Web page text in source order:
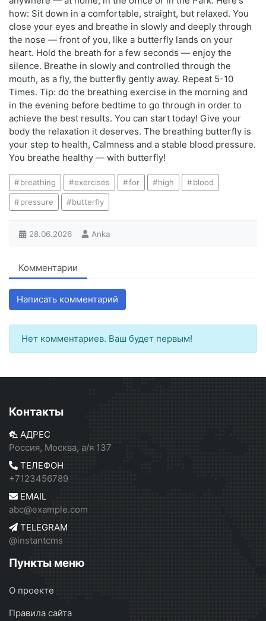
how: Sit down in a comfortable, straight, but relaxed. You
close your eyes and breathe in slowly and deeply through
the nose — front of you, like a butterfly lands on your
heart. Hold the breath for a few seconds — enjoy the
silence. Breathe in slowly and controlled through the
mouth, as a fly, the butterfly gently away. Repeat 5-10
Times. Tip: do the breathing exercise in the morning and
in the evening before bedtime to go through in order to
achieve the best results. You can start today! Give your
body the relaxation it deserves. The breathing butterfly is
your step to health, Calmness and a stable blood pressure.
You breathe healthy — with butterfly!
breathing exercises for high blood
pressure butterfly
28.06.2026 Anka
Комментарии
Написать комментарий
Нет комментариев. Ваш будет первым!
Контакты
АДРЕС
Россия, Москва, а/я 137
ТЕЛЕФОН
+7123456789
EMAIL
abc@example.com
TELEGRAM
@instantcms
Пункты меню
О проекте
Правила сайта